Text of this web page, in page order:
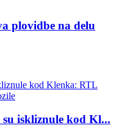
plovidbe na delu
su iskliznule kod Kl...